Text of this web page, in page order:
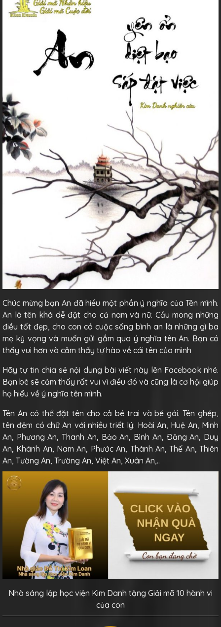
Chúc mừng bạn An đã hiểu một phần ý nghĩa của Tên mình.
An là tên khá dễ đặt cho cả nam và nữ. Cầu mong những
điều tốt đẹp, cho con có cuộc sống bình an là những gì ba
mẹ kỳ vọng và muốn gửi gắm qua ý nghĩa tên An. Bạn có
thấy vui hơn và cảm thấy tự hào về cái tên của mình
Hãy tự tin chia sẻ nội dung bài viết này lên Facebook nhé.
Bạn bè sẽ cảm thấy rất vui vì điều đó và cũng là cơ hội giúp
họ hiểu về ý nghĩa tên mình.
Tên An có thể đặt tên cho cả bé trai và bé gái. Tên ghép,
tên đệm có chữ An với nhiều triết lý: Hoài An, Huệ An, Minh
An, Phương An, Thanh An, Bảo An, Bình An, Ðăng An, Duy
An, Khánh An, Nam An, Phước An, Thành An, Thế An, Thiên
An, Tường An, Trường An, Việt An, Xuân An,..
Nhà sáng lập học viện Kim Danh tặng Giải mã 10 hành vi
của con